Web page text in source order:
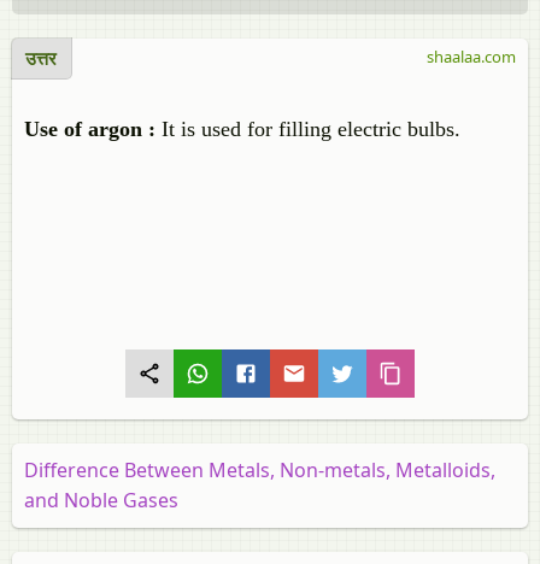
उत्तर
Use of argon : It is used for filling electric bulbs.
shaalaa.com
Difference Between Metals, Non-metals, Metalloids,
and Noble Gases